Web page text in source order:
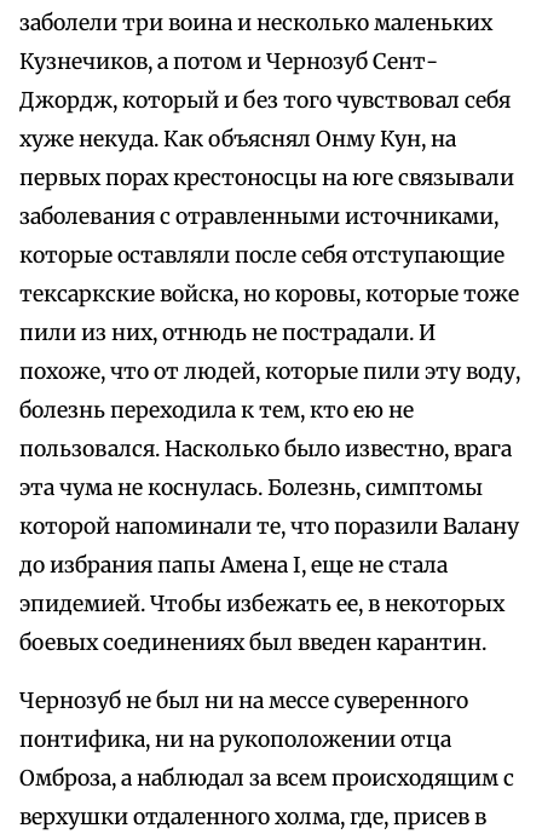
заболели три воина и несколько маленьких
Кузнечиков, а потом и Чернозуб Сент-
Джордж, который и без того чувствовал себя
хуже некуда. Как объяснял Онму Кун, на
первых порах крестоносцы на юге связывали
заболевания с отравленными источниками,
которые оставляли после себя отступающие
тексаркские войска, но коровы, которые тоже
пили из них, отнюдь не пострадали. И
похоже, что от людей, которые пили эту воду,
болезнь переходила к тем, кто ею не
пользовался. Насколько было известно, врага
эта чума не коснулась. Болезнь, симптомы
которой напоминали те, что поразили Валану
до избрания папы Амена I, еще не стала
эпидемией. Чтобы избежать ее, в некоторых
боевых соединениях был введен карантин.
Чернозуб не был ни на мессе суверенного
понтифика, ни на рукоположении отца
Омброза, а наблюдал за всем происходящим с
верхушки отдаленного холма, где, присев в